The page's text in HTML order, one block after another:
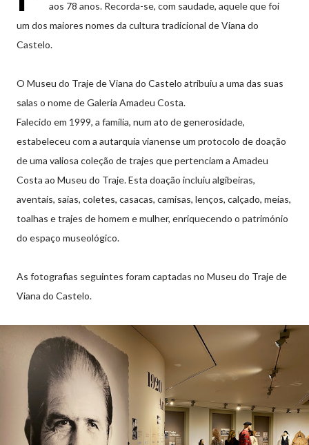
aos 78 anos. Recorda-se, com saudade, aquele que foi
um dos maiores nomes da cultura tradicional de Viana do
Castelo.
O Museu do Traje de Viana do Castelo atribuiu a uma das suas
salas o nome de Galeria Amadeu Costa.
Falecido em 1999, a família, num ato de generosidade,
estabeleceu com a autarquia vianense um protocolo de doação
de uma valiosa coleção de trajes que pertenciam a Amadeu
Costa ao Museu do Traje. Esta doação incluiu algibeiras,
aventais, saias, coletes, casacas, camisas, lenços, calçado, meias,
toalhas e trajes de homem e mulher, enriquecendo o património
do espaço museológico.
As fotografias seguintes foram captadas no Museu do Traje de
Viana do Castelo.